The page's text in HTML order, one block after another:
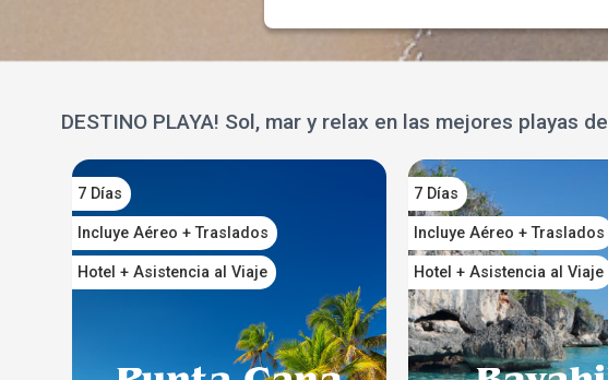
DESTINO PLAYA! Sol, mar y relax en las mejores playas
7 Días
Incluye Aéreo + Traslados
Hotel + Asistencia al Viaje
7 Días
Incluye Aéreo + Traslados
Hotel + Asistencia al Viaje